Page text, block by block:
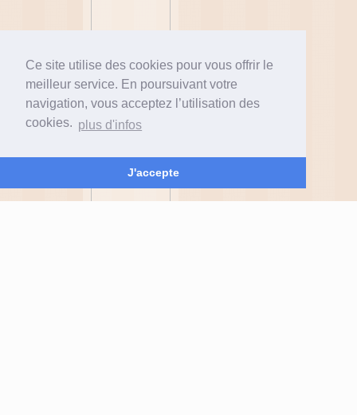
Ce site utilise des cookies pour vous offrir le
meilleur service. En poursuivant votre
navigation, vous acceptez l’utilisation des
cookies. plus d'infos
J'accepte